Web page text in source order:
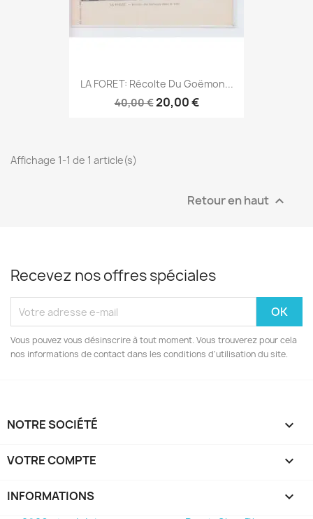
LA FORET: Récolte Du Goëmon...
40,00 €20,00 €
Affichage 1-1 de 1 article(s)
Retour en haut 
Recevez nos offres spéciales
Vous pouvez vous désinscrire à tout moment. Vous trouverez pour cela
nos informations de contact dans les conditions d'utilisation du site.
NOTRE SOCIÉTÉ 
VOTRE COMPTE 
INFORMATIONS keyboard_arrow_down